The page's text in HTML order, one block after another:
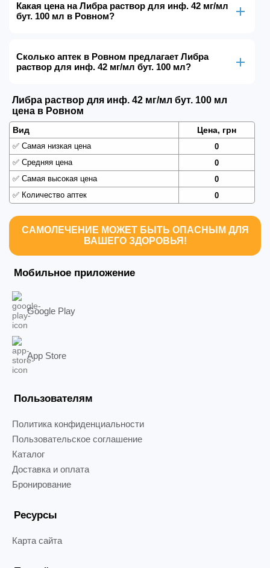
Какая цена на Либра раствор для инф. 42 мг/мл
бут. 100 мл в Ровном?
Сколько аптек в Ровном предлагает Либра
раствор для инф. 42 мг/мл бут. 100 мл?
Либра раствор для инф. 42 мг/мл бут. 100 мл
цена в Ровном
Вид Цена, грн
✅ Самая низкая цена
0
✅ Средняя цена
0
✅ Самая высокая цена
0
✅ Количество аптек 0
САМОЛЕЧЕНИЕ МОЖЕТ БЫТЬ ОПАСНЫМ ДЛЯ
ВАШЕГО ЗДОРОВЬЯ!
Мобильное приложение
Google Play
App Store
Пользователям
Политика конфиденциальности
Пользовательское соглашение
Каталог
Доставка и оплата
Бронирование
Ресурсы
Карта сайта